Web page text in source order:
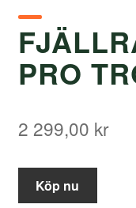
Varumärken
Väljare
PRO
2 299,00 kr
Köp nu